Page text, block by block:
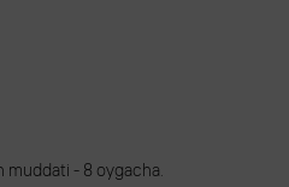
muddati - 8 oygacha.